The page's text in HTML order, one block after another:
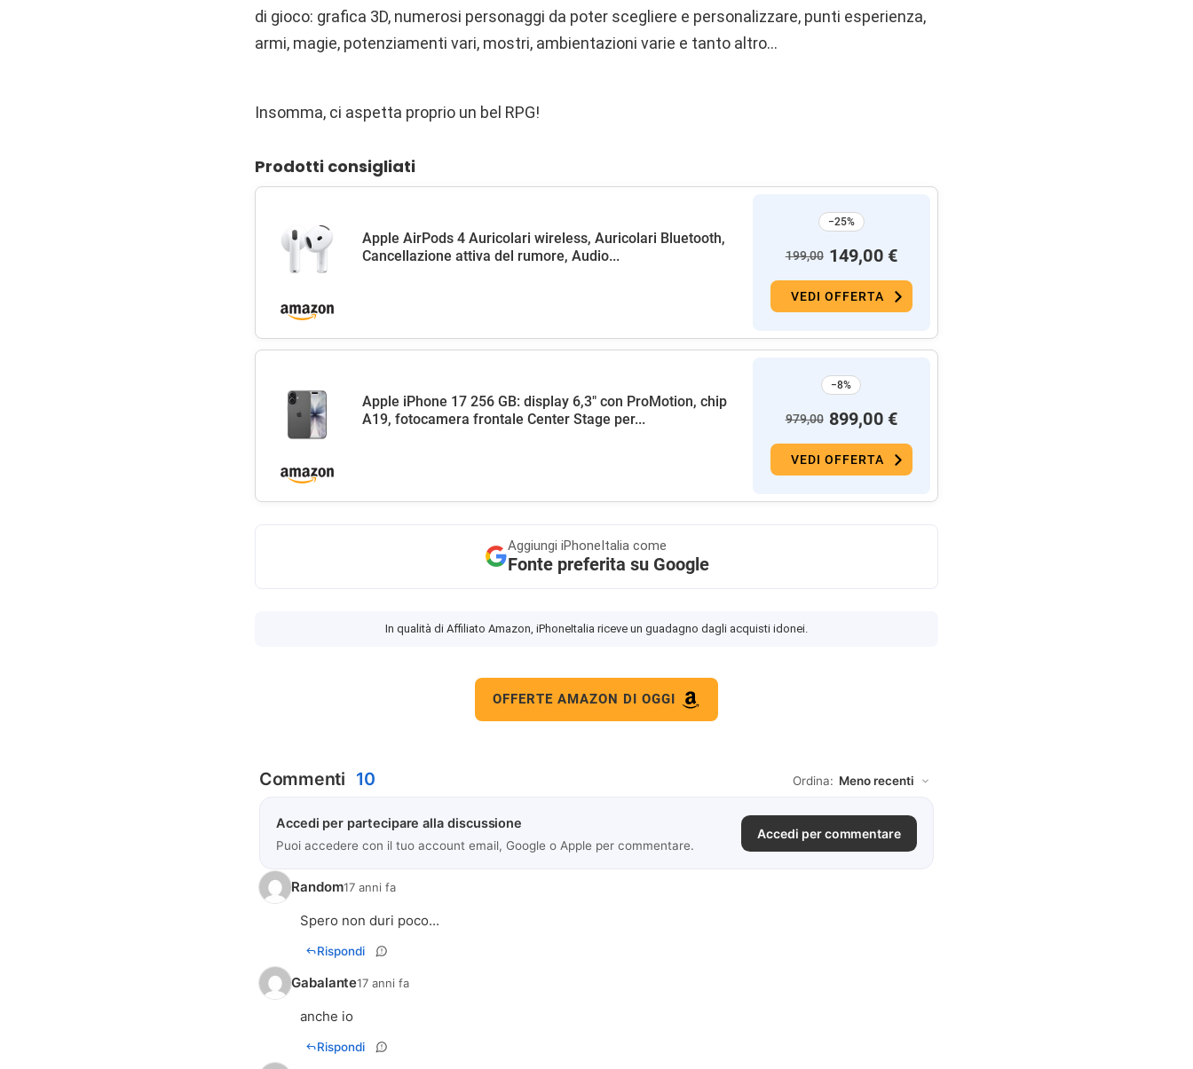
di gioco: grafica 3D, numerosi personaggi da poter scegliere e personalizzare, punti esperienza,
armi, magie, potenziamenti vari, mostri, ambientazioni varie e tanto altro…
Insomma, ci aspetta proprio un bel RPG!
Prodotti consigliati
Apple AirPods 4 Auricolari wireless, Auricolari Bluetooth,
Cancellazione attiva del rumore, Audio...
−25%
199,00 149,00 €
VEDI OFFERTA
Apple iPhone 17 256 GB: display 6,3" con ProMotion, chip
A19, fotocamera frontale Center Stage per...
−8%
979,00 899,00 €
VEDI OFFERTA
Aggiungi iPhoneItalia come
Fonte preferita su Google
In qualità di Affiliato Amazon, iPhoneItalia riceve un guadagno dagli acquisti idonei.
OFFERTE AMAZON DI OGGI
Commenti 10 Ordina:
Accedi per partecipare alla discussione
Puoi accedere con il tuo account email, Google o Apple per commentare.
Accedi per commentare
Random17 anni fa
Spero non duri poco...
Rispondi
Gabalante17 anni fa
anche io
Rispondi